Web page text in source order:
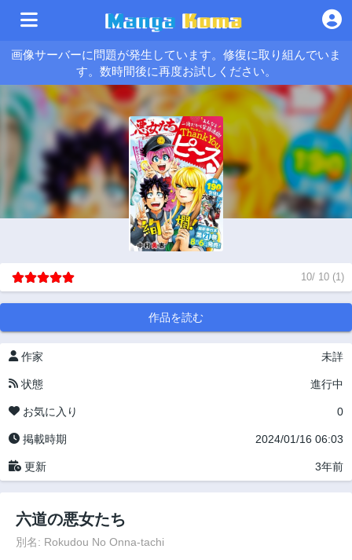
画像サーバーに問題が発生しています。修復に取り組んでいま
す。数時間後に再度お試しください。
10/ 10 (1)
作品を読む
作家 未詳
状態 進行中
お気に入り 0
掲載時期 2024/01/16 06:03
更新 3年前
六道の悪女たち
別名: Rokudou No Onna-tachi